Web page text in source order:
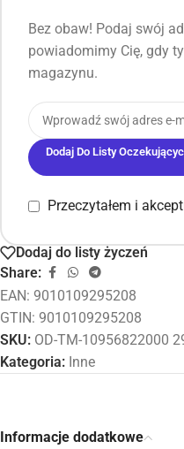
Bez obaw! Podaj swój
powiadomimy Cię, gdy
magazynu.
Dodaj Do Listy
Przeczytałem i
Dodaj do listy życzeń
Share:
EAN: 9010109295208
GTIN: 9010109295208
SKU: OD-TM-10956822000
Kategoria: Inne
Informacje dodatkowe